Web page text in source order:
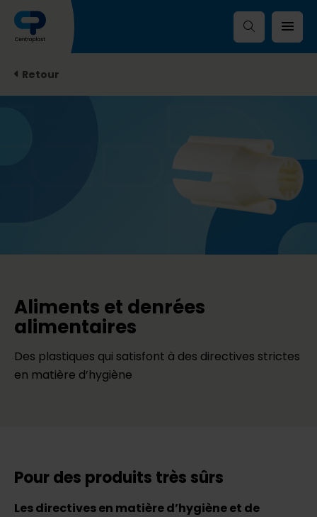
Retour
Aliments et denrées
alimentaires
Des plastiques qui satisfont à des directives strictes
en matière d’hygiène
Pour des produits très sûrs
Les directives en matière d’hygiène et de